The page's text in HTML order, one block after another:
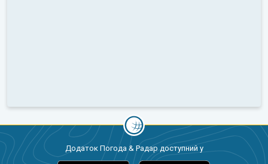
Додаток Погода & Радар доступний у